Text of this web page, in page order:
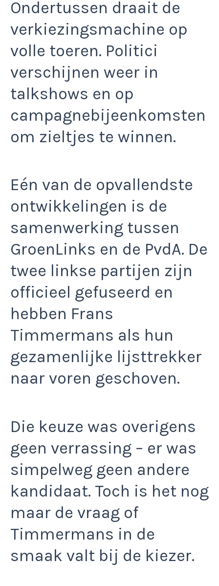
Ondertussen draait de
verkiezingsmachine op
volle toeren. Politici
verschijnen weer in
talkshows en op
campagnebijeenkomsten
om zieltjes te winnen.
Eén van de opvallendste
ontwikkelingen is de
samenwerking tussen
GroenLinks en de PvdA. De
twee linkse partijen zijn
officieel gefuseerd en
hebben Frans
Timmermans als hun
gezamenlijke lijsttrekker
naar voren geschoven.
Die keuze was overigens
geen verrassing – er was
simpelweg geen andere
kandidaat. Toch is het nog
maar de vraag of
Timmermans in de
smaak valt bij de kiezer.